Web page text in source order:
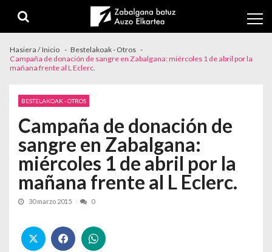
Hasiera / Inicio
Bestelakoak - Otros
Campaña de donación de sangre en Zabalgana: miércoles 1 de abril por la
mañana frente al L Eclerc.
BESTELAKOAK - OTROS
Campaña de donación de
sangre en Zabalgana:
miércoles 1 de abril por la
mañana frente al L Eclerc.
30 marzo 2015 0